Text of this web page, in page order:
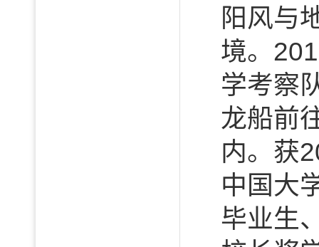
阳风与
境。
学考察
龙船前
内。获
中国大
毕业生